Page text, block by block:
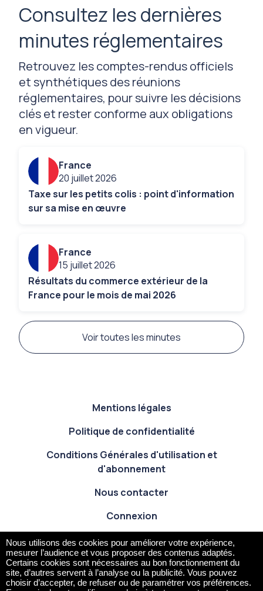
Consultez les dernières
minutes réglementaires
Retrouvez les comptes-rendus officiels
et synthétiques des réunions
réglementaires, pour suivre les décisions
clés et rester conforme aux obligations
en vigueur.
France
20 juillet 2026
Taxe sur les petits colis : point d'information
sur sa mise en œuvre
France
15 juillet 2026
Résultats du commerce extérieur de la
France pour le mois de mai 2026
Voir toutes les minutes
Footer Exportateur
Mentions légales
Politique de confidentialité
Conditions Générales d'utilisation et
d'abonnement
Nous contacter
Connexion
Glossaire
Réseaux sociaux
Nous utilisons des cookies pour améliorer votre expérience,
mesurer l’audience et vous proposer des contenus adaptés.
Certains cookies sont nécessaires au bon fonctionnement du
site, d’autres servent à l’analyse ou la publicité. Vous pouvez
choisir d’accepter, de refuser ou de paramétrer vos préférences.